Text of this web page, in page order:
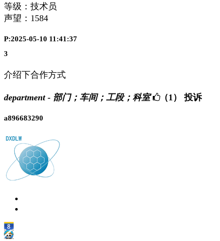
等级：技术员
声望： 1584
P:2025-05-10 11:41:37
3
介绍下合作方式
department - 部门；车间；工段；科室 （1） 投诉
a896683290